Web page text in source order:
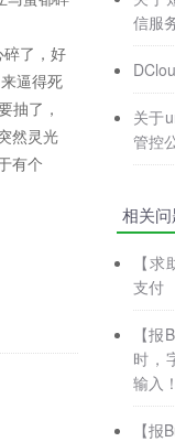
了，好
逼得死
抽了，
然灵光
有个
信服
关于
管控
相关问
【
支付
【
时，
输入！
【